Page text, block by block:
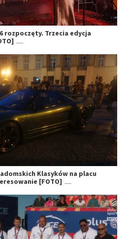
rozpoczęty. Trzecia edycja
Klasyków na placu
[FOTO]